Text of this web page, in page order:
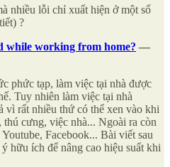
nhiều lỗi chỉ xuất hiện ở một số
?
while working from home? —
phức tạp, làm việc tại nhà được
Tuy nhiên làm việc tại nhà
vì rất nhiều thứ có thể xen vào khi
cưng, việc nhà... Ngoài ra còn
Facebook... Bài viết sau
hữu ích để nâng cao hiệu suất khi